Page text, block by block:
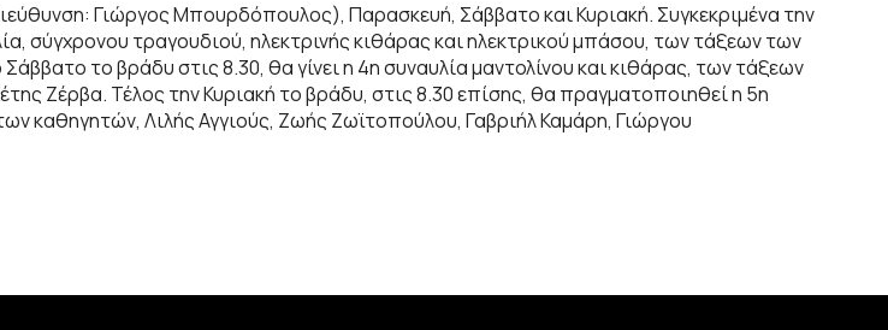
Γιώργος Μπουρδόπουλος), Παρασκευή, Σάββατο και Κυριακή. Συγκεκριμένα την
σύγχρονου τραγουδιού, ηλεκτρινής κιθάρας και ηλεκτρικού μπάσου, των τάξεων των
το βράδυ στις 8.30, θα γίνει η 4η συναυλία μαντολίνου και κιθάρας, των τάξεων
Ζέρβα. Τέλος την Κυριακή το βράδυ, στις 8.30 επίσης, θα πραγματοποιηθεί η 5η
καθηγητών, Λιλής Αγγιούς, Ζωής Ζωϊτοπούλου, Γαβριήλ Καμάρη, Γιώργου